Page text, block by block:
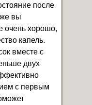
после
вы
очень хорошо,
капель.
вместе с
двух
с первым